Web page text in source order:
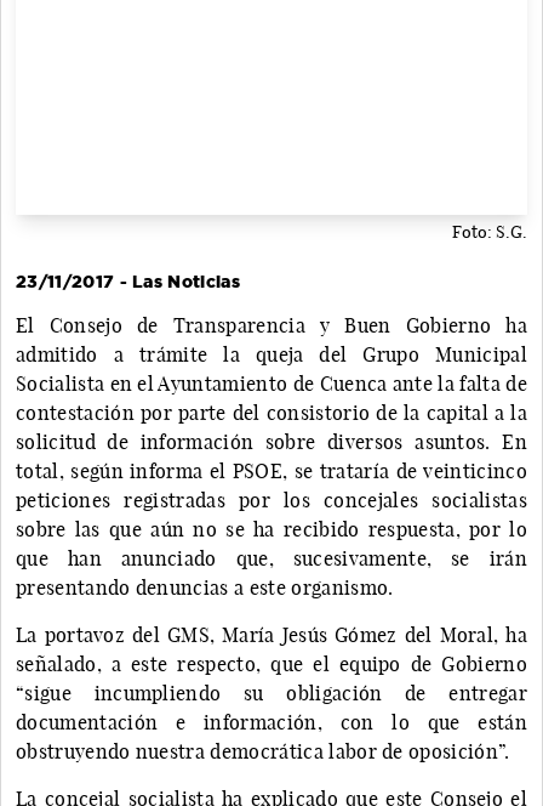
Foto: S.G.
23/11/2017 - Las Noticias
El Consejo de Transparencia y Buen Gobierno ha
admitido a trámite la queja del Grupo Municipal
Socialista en el Ayuntamiento de Cuenca ante la falta de
contestación por parte del consistorio de la capital a la
solicitud de información sobre diversos asuntos. En
total, según informa el PSOE, se trataría de veinticinco
peticiones registradas por los concejales socialistas
sobre las que aún no se ha recibido respuesta, por lo
que han anunciado que, sucesivamente, se irán
presentando denuncias a este organismo.
La portavoz del GMS, María Jesús Gómez del Moral, ha
señalado, a este respecto, que el equipo de Gobierno
“sigue incumpliendo su obligación de entregar
documentación e información, con lo que están
obstruyendo nuestra democrática labor de oposición”.
La concejal socialista ha explicado que este Consejo el